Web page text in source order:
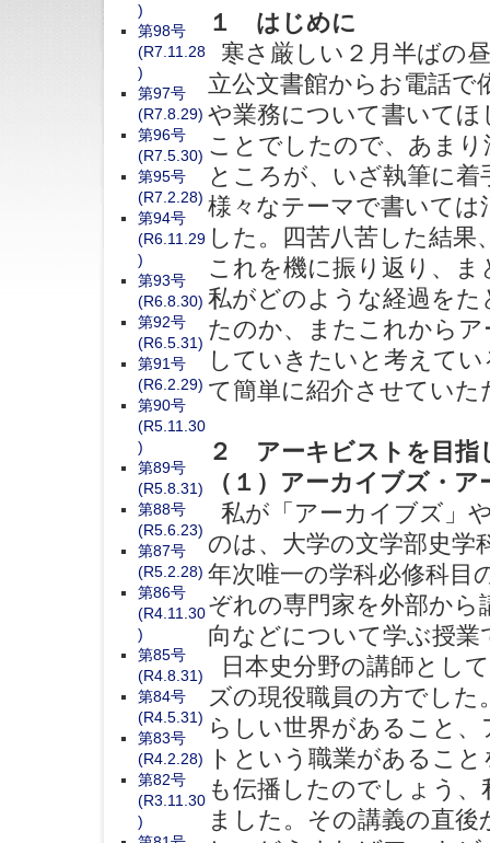
１ はじめに
寒さ厳しい２月半ばの
立公文書館からお電話
や業務について書いて
ことでしたので、あま
ところが、いざ執筆に
様々なテーマで書いて
した。四苦八苦した結
これを機に振り返り、
私がどのような経過を
たのか、またこれから
していきたいと考えて
て簡単に紹介させていた
２ アーキビストを目指
（１）アーカイブズ・
私が「アーカイブズ」
のは、大学の文学部史学
年次唯一の学科必修科目
ぞれの専門家を外部から
向などについて学ぶ授業
日本史分野の講師とし
ズの現役職員の方でし
らしい世界があること
トという職業があるこ
も伝播したのでしょう
ました。その講義の直
)
第98号
(R7.11.28
)
第97号
(R7.8.29)
第96号
(R7.5.30)
第95号
(R7.2.28)
第94号
(R6.11.29
)
第93号
(R6.8.30)
第92号
(R6.5.31)
第91号
(R6.2.29)
第90号
(R5.11.30
)
第89号
(R5.8.31)
第88号
(R5.6.23)
第87号
(R5.2.28)
第86号
(R4.11.30
)
第85号
(R4.8.31)
第84号
(R4.5.31)
第83号
(R4.2.28)
第82号
(R3.11.30
)